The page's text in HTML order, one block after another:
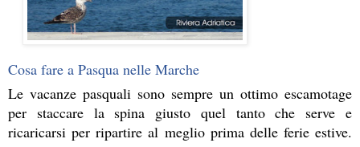
Cosa fare a Pasqua nelle Marche
Le vacanze pasquali sono sempre un ottimo escamotage
per staccare la spina giusto quel tanto che serve e
ricaricarsi per ripartire al meglio prima delle ferie estive.